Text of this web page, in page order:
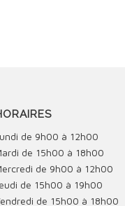
de 9h00 à 12h00
de 15h00 à 18h00
de 9h00 à 12h00
de 15h00 à 19h00
de 15h00 à 18h00